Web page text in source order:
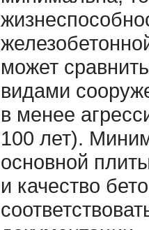
может
видами
в менее
100 лет).
основной
и качество